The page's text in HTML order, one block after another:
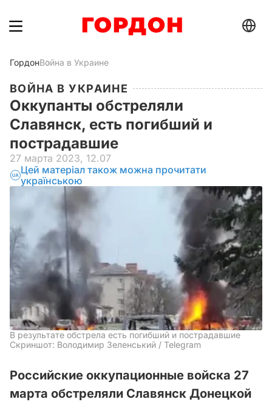
ГордонВойна в Украине
ВОЙНА В УКРАИНЕ
Оккупанты обстреляли
Славянск, есть погибший и
пострадавшие
27 марта 2023, 12.07
Цей матеріал також можна прочитати
українською
В результате обстрела есть погибший и пострадавшие
Скриншот: Володимир Зеленський / Telegram
Российские оккупационные войска 27
марта обстреляли Славянск Донецкой